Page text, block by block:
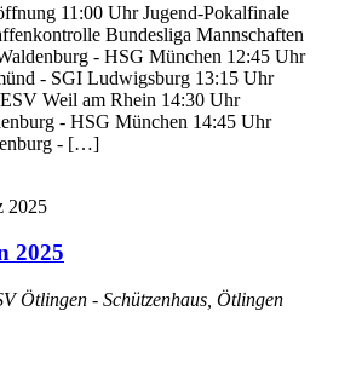
11:00 Uhr Jugend-Pokalfinale
Bundesliga Mannschaften
- HSG München 12:45 Uhr
- SGI Ludwigsburg 13:15 Uhr
Weil am Rhein 14:30 Uhr
- HSG München 14:45 Uhr
- […]
2025
2025
Ötlingen - Schützenhaus, Ötlingen